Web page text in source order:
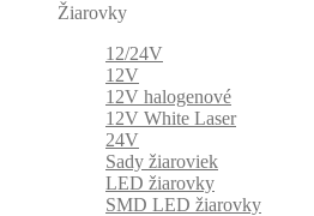
Žiarovky
12/24V
12V
12V halogenové
12V White Laser
24V
Sady žiaroviek
LED žiarovky
SMD LED žiarovky